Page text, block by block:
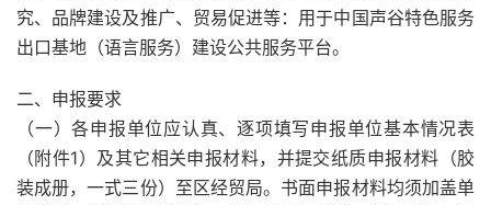
究、品牌建设及推广、贸易促进等：用于中国声谷特色服务
出口基地（语言服务）建设公共服务平台。
二、申报要求
（一）各申报单位应认真、逐项填写申报单位基本情况表
（附件1）及其它相关申报材料，并提交纸质申报材料（胶
装成册，一式三份）至区经贸局。书面申报材料均须加盖单